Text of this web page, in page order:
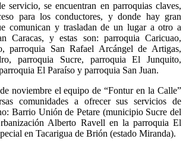
servicio, se encuentran en parroquias claves,
para los conductores, y donde hay gran
comunican y trasladan de un lugar a otro a
Caracas, y estas son: parroquia Caricuao,
parroquia San Rafael Arcángel de Artigas,
parroquia Sucre, parroquia El Junquito,
El Paraíso y parroquia San Juan.
noviembre el equipo de “Fontur en la Calle”
comunidades a ofrecer sus servicios de
Barrio Unión de Petare (municipio Sucre del
Alberto Ravell en la parroquia El
en Tacarigua de Brión (estado Miranda).